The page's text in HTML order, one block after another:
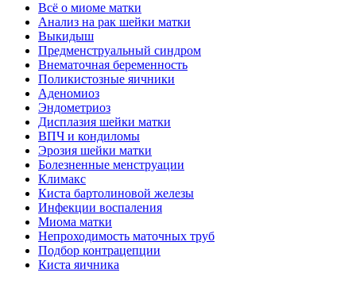
Всё о миоме матки
Анализ на рак шейки матки
Выкидыш
Предменструальный синдром
Внематочная беременность
Поликистозные яичники
Аденомиоз
Эндометриоз
Дисплазия шейки матки
ВПЧ и кондиломы
Эрозия шейки матки
Болезненные менструации
Климакс
Киста бартолиновой железы
Инфекции воспаления
Миома матки
Непроходимость маточных труб
Подбор контрацепции
Киста яичника